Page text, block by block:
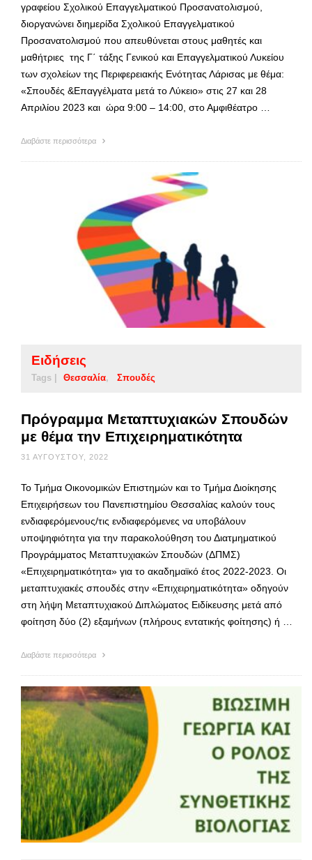
γραφείου Σχολικού Επαγγελματικού Προσανατολισμού,
διοργανώνει διημερίδα Σχολικού Επαγγελματικού
Προσανατολισμού που απευθύνεται στους μαθητές και
μαθήτριες της Γ΄ τάξης Γενικού και Επαγγελματικού Λυκείου
των σχολείων της Περιφερειακής Ενότητας Λάρισας με θέμα:
«Σπουδές &Επαγγέλματα μετά το Λύκειο» στις 27 και 28
Απριλίου 2023 και ώρα 9:00 – 14:00, στο Αμφιθέατρο …
Διαβάστε περισσότερα
Ειδήσεις
Tags | Θεσσαλία Σπουδές
Πρόγραμμα Μεταπτυχιακών Σπουδών
με θέμα την Επιχειρηματικότητα
31 ΑΥΓΟΎΣΤΟΥ, 2022
Το Τμήμα Οικονομικών Επιστημών και το Τμήμα Διοίκησης
Επιχειρήσεων του Πανεπιστημίου Θεσσαλίας καλούν τους
ενδιαφερόμενους/τις ενδιαφερόμενες να υποβάλουν
υποψηφιότητα για την παρακολούθηση του Διατμηματικού
Προγράμματος Μεταπτυχιακών Σπουδών (ΔΠΜΣ)
«Επιχειρηματικότητα» για το ακαδημαϊκό έτος 2022-2023. Οι
μεταπτυχιακές σπουδές στην «Επιχειρηματικότητα» οδηγούν
στη λήψη Μεταπτυχιακού Διπλώματος Ειδίκευσης μετά από
φοίτηση δύο (2) εξαμήνων (πλήρους εντατικής φοίτησης) ή …
Διαβάστε περισσότερα